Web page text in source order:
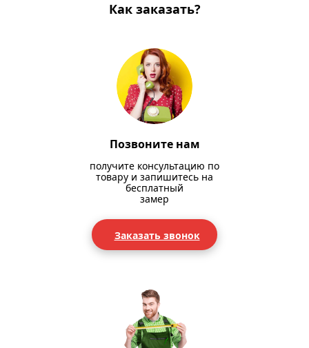
Как заказать?
Позвоните нам
получите консультацию по
товару и запишитесь на
бесплатный
замер
Заказать звонок